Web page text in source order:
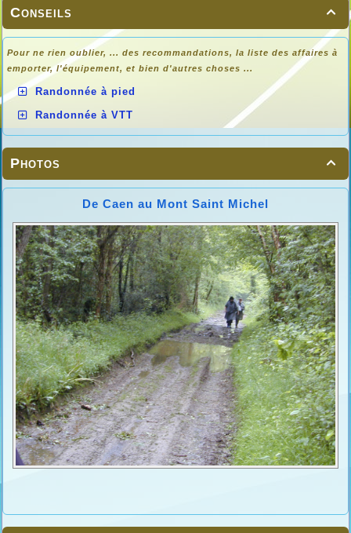

Conseils
Pour ne rien oublier, ... des recommandations, la liste des affaires à
emporter, l'équipement, et bien d'autres choses ...
Randonnée à pied
Randonnée à VTT

Photos
De Caen au Mont Saint Michel